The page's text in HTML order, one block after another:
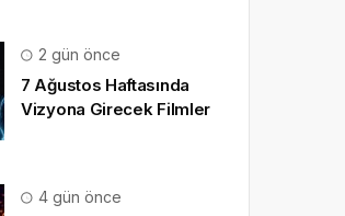
2 gün önce
7 Ağustos Haftasında
Vizyona Girecek Filmler
4 gün önce